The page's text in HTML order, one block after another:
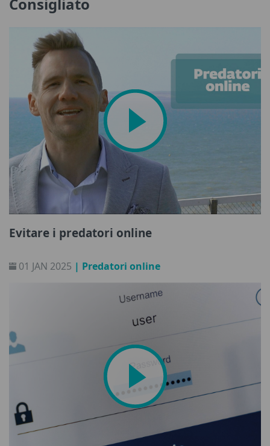
Evitare i predatori online
01 JAN 2025 | Predatori online